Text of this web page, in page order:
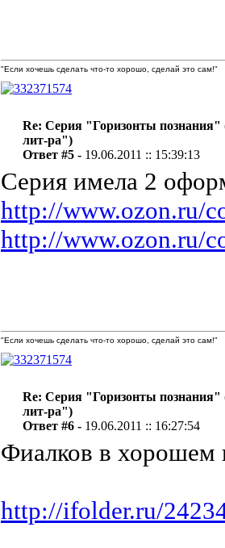
"Если хочешь сделать что-то хорошо, сделай это сам!"
Re: Серия "Горизонты познания"
лит-ра")
Ответ #5 - 19.06.2011 :: 15:39:13
Серия имела 2
http://www.ozon.ru/
http://www.ozon.ru/
"Если хочешь сделать что-то хорошо, сделай это сам!"
Re: Серия "Горизонты познания"
лит-ра")
Ответ #6 - 19.06.2011 :: 16:27:54
Фиалков в хорошем
http://ifolder.ru/